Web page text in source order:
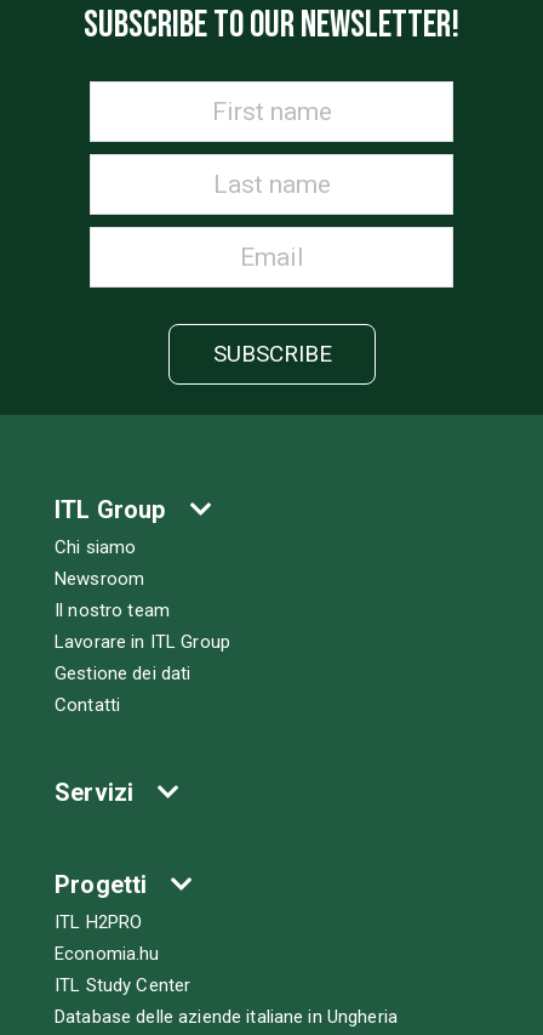
SUBSCRIBE TO OUR NEWSLETTER!
ITL Group
Chi siamo
Newsroom
Il nostro team
Lavorare in ITL Group
Gestione dei dati
Contatti
Servizi
Progetti
ITL H2PRO
Economia.hu
ITL Study Center
Database delle aziende italiane in Ungheria